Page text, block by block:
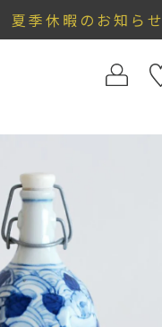
夏季休暇のお知らせ